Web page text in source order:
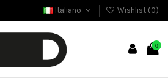
Italiano Wishlist (0)
0